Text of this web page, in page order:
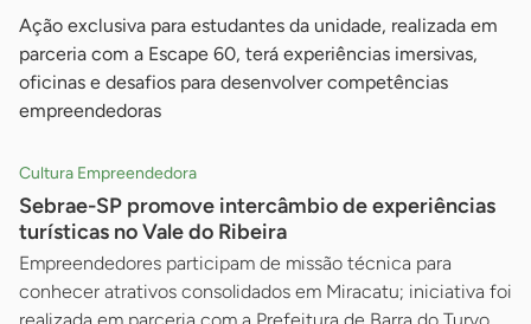
Ação exclusiva para estudantes da unidade, realizada em
parceria com a Escape 60, terá experiências imersivas,
oficinas e desafios para desenvolver competências
empreendedoras
Cultura Empreendedora
Sebrae-SP promove intercâmbio de experiências
turísticas no Vale do Ribeira
Empreendedores participam de missão técnica para
conhecer atrativos consolidados em Miracatu; iniciativa foi
realizada em parceria com a Prefeitura de Barra do Turvo